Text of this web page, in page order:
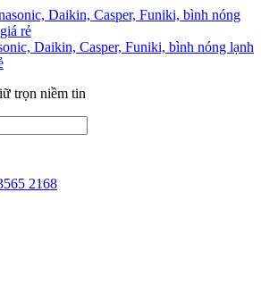
Daikin, Casper, Funiki, bình nóng lạnh
trọn niềm tin
2168